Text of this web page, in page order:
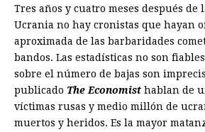
Tres años y cuatro meses después de
Ucrania no hay cronistas que hayan
aproximada de las barbaridades
bandos. Las estadísticas no son
sobre el número de bajas son
publicado The Economist hablan de
víctimas rusas y medio millón de
muertos y heridos. Es la mayor